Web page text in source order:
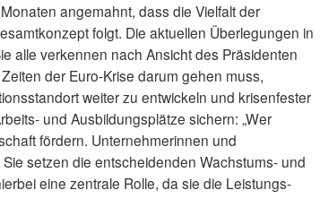
angemahnt, dass die Vielfalt der
folgt. Die aktuellen Überlegungen in
alle verkennen nach Ansicht des Präsidenten
der Euro-Krise darum gehen muss,
weiter zu entwickeln und krisenfester
und Ausbildungsplätze sichern: „Wer
fördern. Unternehmerinnen und
setzen die entscheidenden Wachstums- und
eine zentrale Rolle, da sie die Leistungs­